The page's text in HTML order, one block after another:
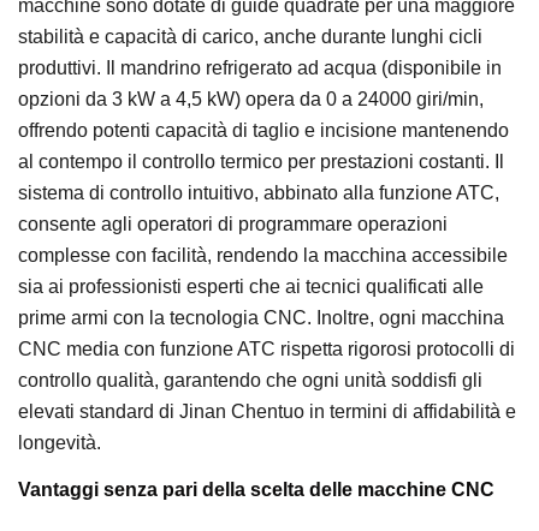
macchine sono dotate di guide quadrate per una maggiore
stabilità e capacità di carico, anche durante lunghi cicli
produttivi. Il mandrino refrigerato ad acqua (disponibile in
opzioni da 3 kW a 4,5 kW) opera da 0 a 24000 giri/min,
offrendo potenti capacità di taglio e incisione mantenendo
al contempo il controllo termico per prestazioni costanti. Il
sistema di controllo intuitivo, abbinato alla funzione ATC,
consente agli operatori di programmare operazioni
complesse con facilità, rendendo la macchina accessibile
sia ai professionisti esperti che ai tecnici qualificati alle
prime armi con la tecnologia CNC. Inoltre, ogni macchina
CNC media con funzione ATC rispetta rigorosi protocolli di
controllo qualità, garantendo che ogni unità soddisfi gli
elevati standard di Jinan Chentuo in termini di affidabilità e
longevità.
Vantaggi senza pari della scelta delle macchine CNC